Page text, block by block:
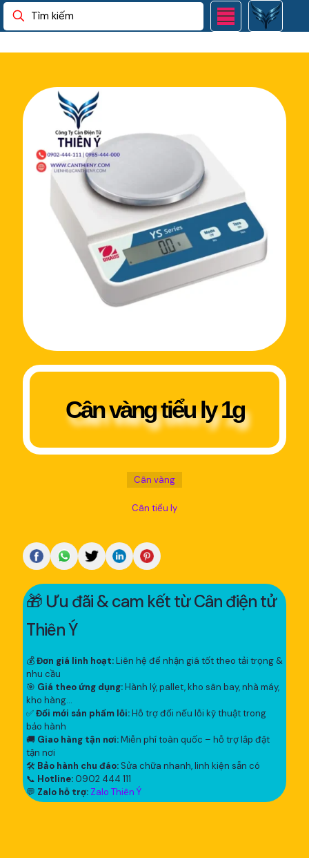
Cân vàng tiểu ly 1g
Cân vàng
Cân tiểu ly
🎁 Ưu đãi & cam kết từ Cân điện tử
Thiên Ý
💰Đơn giá linh hoạt:Liên hệ để nhận giá tốt theo tải trọng &
nhu cầu
🎯 Giá theo ứng dụng:Hành lý, pallet, kho sân bay, nhà máy,
kho hàng...
✅Đổi mới sản phẩm lỗi:Hỗ trợ đổi nếu lỗi kỹ thuật trong
bảo hành
🚚 Giao hàng tận nơi:Miễn phí toàn quốc – hỗ trợ lắp đặt
tận nơi
🛠 Bảo hành chu đáo: Sửa chữa nhanh, linh kiện sẵn có
📞 Hotline: 0902 444 111
💬 Zalo hỗ trợ: Zalo Thiên Ý